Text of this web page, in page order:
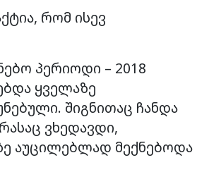
რომ ისევ
პერიოდი – 2018
ყველაზე
შიგნითაც ჩანდა
ვხედავდი,
აუცილებლად მექნებოდა